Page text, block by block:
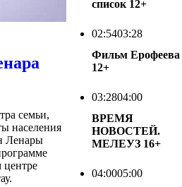
семьи,
населения
Ленары
центре
список 12+
02:5403:28
Фильм Ерофеева
12+
03:2804:00
ВРЕМЯ
НОВОСТЕЙ.
МЕЛЕУЗ 16+
04:0005:00